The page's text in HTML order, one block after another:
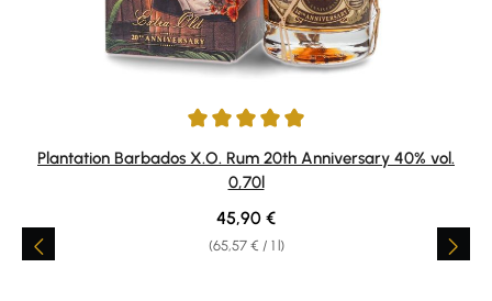
Average rating of 4.91 out of 5 stars
Plantation Barbados X.O. Rum 20th Anniversary 40% vol.
0,70l
(65,57 € / 1 l)
Regular price:
45,90 €